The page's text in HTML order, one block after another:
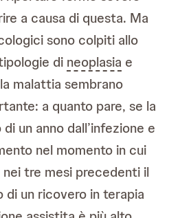
a causa di questa. Ma
sono colpiti allo
di neoplasia e
malattia sembrano
a quanto pare, se la
un anno dall’infezione e
nel momento in cui
tre mesi precedenti il
di un ricovero in terapia